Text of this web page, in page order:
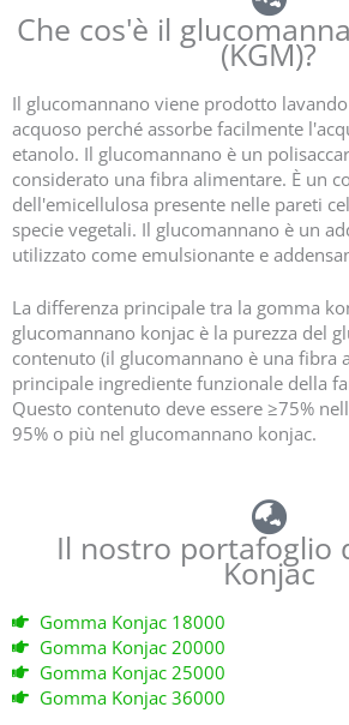
Che cos'è il
(KGM)?
Il glucomannano viene prodotto
acquoso perché assorbe facilmente
etanolo. Il glucomannano è un
considerato una fibra alimentare. È un
dell'emicellulosa presente nelle pareti
specie vegetali. Il glucomannano è un
utilizzato come emulsionante e
La differenza principale tra la gomma
glucomannano konjac è la purezza del
contenuto (il glucomannano è una fibra
principale ingrediente funzionale della
Questo contenuto deve essere ≥75%
95% o più nel glucomannano konjac.
Il nostro portafoglio
Konjac
Gomma Konjac 18000
Gomma Konjac 20000
Gomma Konjac 25000
Gomma Konjac 36000